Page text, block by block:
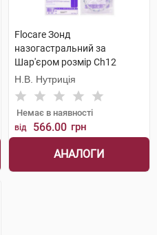
Flocare Зонд
назогастральний за
Шар'єром розмір Ch12
довжина 110 см 1 шт
Н.В. Нутриція
Немає в наявності
від 566.00 грн
АНАЛОГИ